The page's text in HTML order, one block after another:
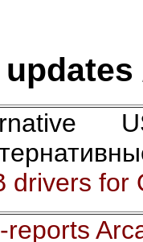
drivers for
reports